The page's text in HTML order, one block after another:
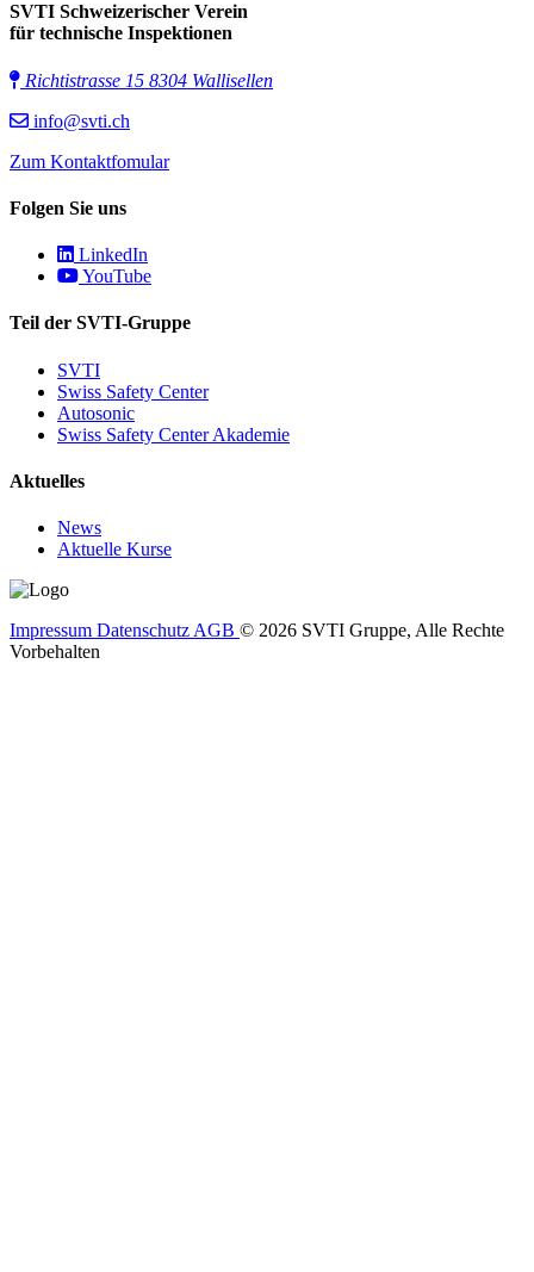
SVTI Schweizerischer Verein
für technische Inspektionen
Richtistrasse 15 8304 Wallisellen
info@svti.ch
Zum Kontaktfomular
Folgen Sie uns
LinkedIn
YouTube
Teil der SVTI-Gruppe
SVTI
Swiss Safety Center
Autosonic
Swiss Safety Center Akademie
Aktuelles
News
Aktuelle Kurse
Impressum Datenschutz AGB © 2026 SVTI Gruppe, Alle Rechte
Vorbehalten